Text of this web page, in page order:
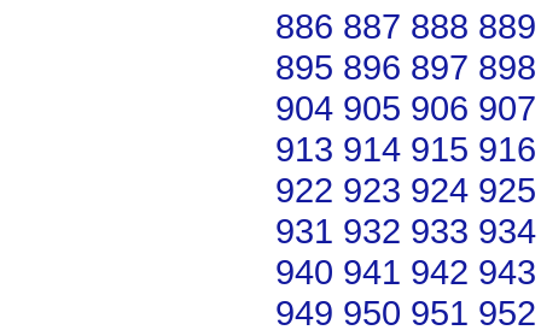
886 887 888 889
895 896 897 898
904 905 906 907
913 914 915 916
922 923 924 925
931 932 933 934
940 941 942 943
949 950 951 952